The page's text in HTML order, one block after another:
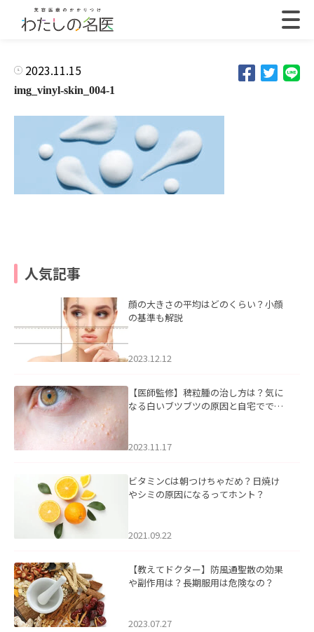
2023.11.15
img_vinyl-skin_004-1
人気記事
顔の大きさの平均はどのくらい？小顔
の基準も解説
2023.12.12
【医師監修】稗粒腫の治し方は？気に
なる白いブツブツの原因と自宅ででき
2023.11.17
ビタミンCは朝つけちゃだめ？日焼け
やシミの原因になるってホント？
2021.09.22
【教えてドクター】防風通聖散の効果
や副作用は？長期服用は危険なの？
2023.07.27